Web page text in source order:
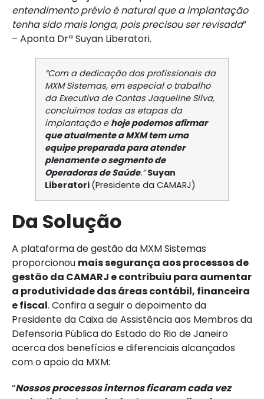
entendimento prévio é natural que aimplantação
tenha sido mais longa, pois precisou ser revisada”
– Aponta Drª Suyan Liberatori.
“Com a dedicação dos profissionais da
MXM Sistemas, em especial o trabalho
da Executiva de Contas Jaqueline Silva,
concluímos todas as etapas da
implantação e hoje podemos afirmar
que atualmente a MXM tem uma
equipe preparada para atender
plenamente o segmento de
Operadoras de Saúde.” Suyan
Liberatori (Presidente da CAMARJ)
Da Solução
A plataforma de gestão da MXM Sistemas
proporcionou mais segurança aos processos de
gestão da CAMARJ e contribuiu para aumentar
a produtividade das áreas contábil, financeira
e fiscal. Confira a seguir o depoimento da
Presidente da Caixa de Assistência aos Membros da
Defensoria Pública do Estado do Rio de Janeiro
acerca dos benefícios e diferenciais alcançados
com o apoio da MXM:
“Nossos processos internos ficaram cada vez